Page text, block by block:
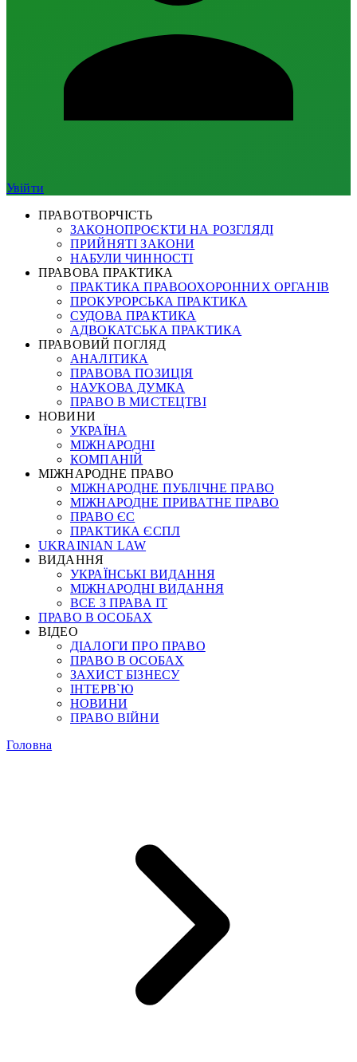
Увійти
ПРАВОТВОРЧІСТЬ
ЗАКОНОПРОЄКТИ НА РОЗГЛЯДІ
ПРИЙНЯТІ ЗАКОНИ
НАБУЛИ ЧИННОСТІ
ПРАВОВА ПРАКТИКА
ПРАКТИКА ПРАВООХОРОННИХ ОРГАНІВ
ПРОКУРОРСЬКА ПРАКТИКА
СУДОВА ПРАКТИКА
АДВОКАТСЬКА ПРАКТИКА
ПРАВОВИЙ ПОГЛЯД
АНАЛІТИКА
ПРАВОВА ПОЗИЦІЯ
НАУКОВА ДУМКА
ПРАВО В МИСТЕЦТВІ
НОВИНИ
УКРАЇНА
МІЖНАРОДНІ
КОМПАНІЙ
МІЖНАРОДНЕ ПРАВО
МІЖНАРОДНЕ ПУБЛІЧНЕ ПРАВО
МІЖНАРОДНЕ ПРИВАТНЕ ПРАВО
ПРАВО ЄС
ПРАКТИКА ЄСПЛ
UKRAINIAN LAW
ВИДАННЯ
УКРАЇНСЬКІ ВИДАННЯ
МІЖНАРОДНІ ВИДАННЯ
ВСЕ З ПРАВА ІТ
ПРАВО В ОСОБАХ
ВІДЕО
ДІАЛОГИ ПРО ПРАВО
ПРАВО В ОСОБАХ
ЗАХИСТ БІЗНЕСУ
ІНТЕРВ`Ю
НОВИНИ
ПРАВО ВІЙНИ
Головна